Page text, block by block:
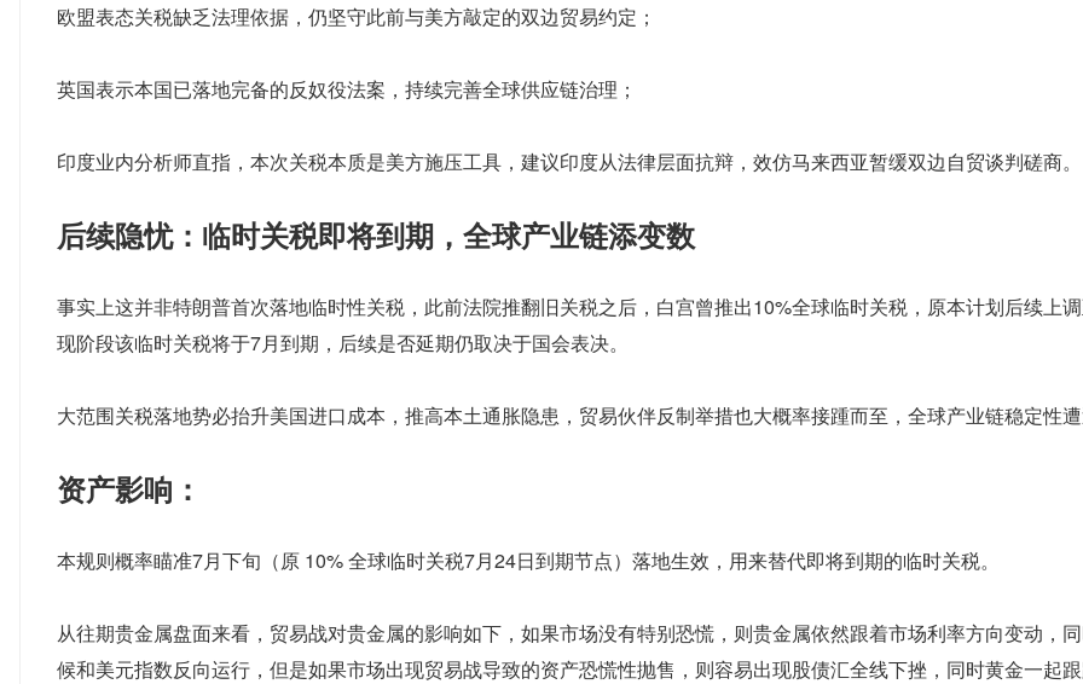
欧盟表态关税缺乏法理依据，仍坚守此前与美方敲定的双边贸易约定；
英国表示本国已落地完备的反奴役法案，持续完善全球供应链治理；
印度业内分析师直指，本次关税本质是美方施压工具，建议印度从法律层面抗辩，效仿马来西亚暂缓双边自贸谈判磋商。
后续隐忧：临时关税即将到期，全球产业链添变数
事实上这并非特朗普首次落地临时性关税，此前法院推翻旧关税之后，白宫曾推出10%全球临时关税，原本计划后续上调
现阶段该临时关税将于7月到期，后续是否延期仍取决于国会表决。
大范围关税落地势必抬升美国进口成本，推高本土通胀隐患，贸易伙伴反制举措也大概率接踵而至，全球产业链稳定性遭
资产影响：
本规则概率瞄准7月下旬（原 10% 全球临时关税7月24日到期节点）落地生效，用来替代即将到期的临时关税。
从往期贵金属盘面来看，贸易战对贵金属的影响如下，如果市场没有特别恐慌，则贵金属依然跟着市场利率方向变动，
候和美元指数反向运行，但是如果市场出现贸易战导致的资产恐慌性抛售，则容易出现股债汇全线下挫，同时黄金一起